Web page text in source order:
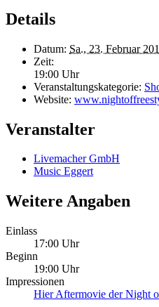
Details
Datum: Sa., 23. Februar
Zeit:
19:00 Uhr
Veranstaltungskategorie:
Website:
Veranstalter
Livemacher GmbH
Music Eggert
Weitere Angaben
Einlass
17:00 Uhr
Beginn
19:00 Uhr
Impressionen
Hier Aftermovie der Night